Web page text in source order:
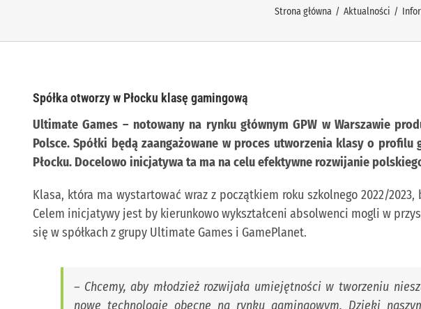
Strona główna Aktualności
Spółka otworzy w Płocku klasę gamingową
Ultimate Games – notowany na rynku głównym GPW w Warszawie
Polsce. Spółki będą zaangażowane w proces utworzenia klasy o
Płocku. Docelowo inicjatywa ta ma na celu efektywne rozwijanie
Klasa, która ma wystartować wraz z początkiem roku szkolnego 2022/
Celem inicjatywy jest by kierunkowo wykształceni absolwenci mogli w
się w spółkach z grupy Ultimate Games i GamePlanet.
– Chcemy, aby młodzież rozwijała umiejętności w tworzeniu
nowe technologie obecne na rynku gamingowym. Dzięki